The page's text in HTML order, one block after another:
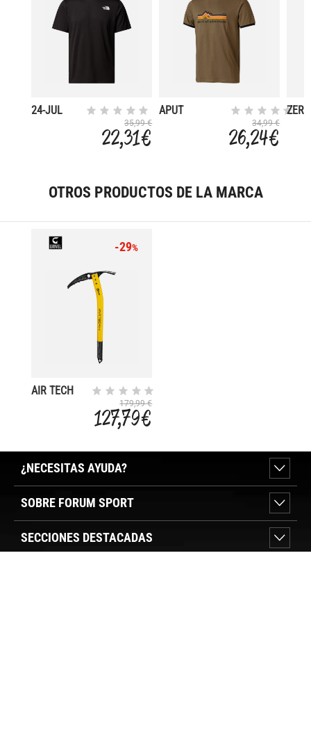
24-JUL
35,99 €
22,31 €
APUT
34,99 €
26,24 €
ZERO
OTROS PRODUCTOS DE LA MARCA
-29%
AIR TECH
179,99 €
127,79 €
¿NECESITAS AYUDA?
SOBRE FORUM SPORT
SECCIONES DESTACADAS